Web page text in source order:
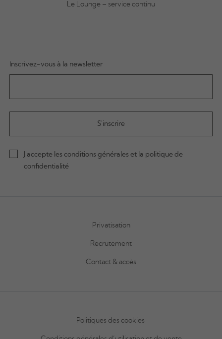
Le Lounge – service continu
Inscrivez-vous à la newsletter
J'accepte les conditions générales et la politique de
confidentialité
Privatisation
Recrutement
Contact & accès
Politiques des cookies